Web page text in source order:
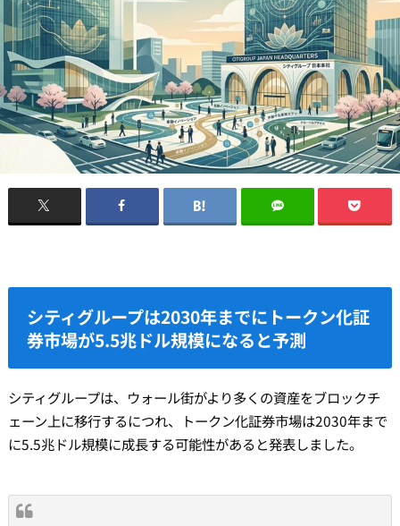
シティグループは2030年までにトークン化証
券市場が5.5兆ドル規模になると予測
シティグループは、ウォール街がより多くの資産をブロックチ
ェーン上に移行するにつれ、トークン化証券市場は2030年まで
に5.5兆ドル規模に成長する可能性があると発表しました。